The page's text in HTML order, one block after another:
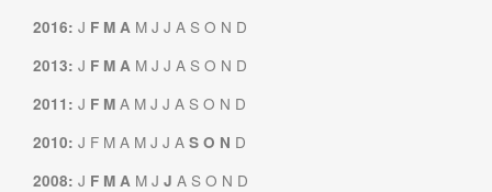
2016: J F M A M J J A S O N D
2013: J F M A M J J A S O N D
2011 : J F M A M J J A S O N D
2010: J F M A M J J A S O N D
2008: J F M A M J J A S O N D